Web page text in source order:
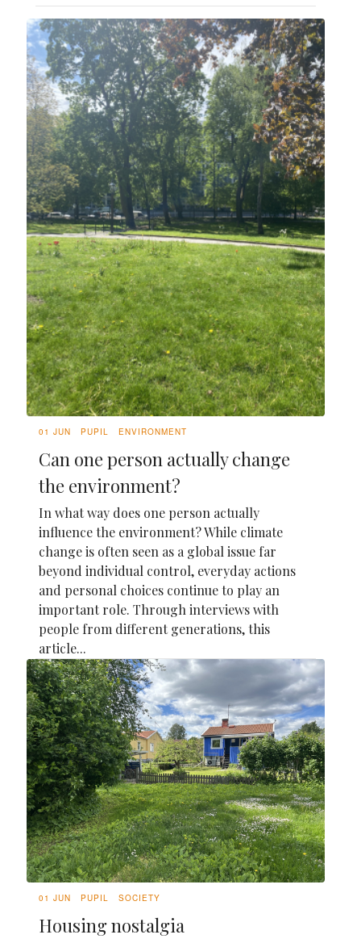
01 JUN PUPIL ENVIRONMENT
Can one person actually change
the environment?
In what way does one person actually
influence the environment? While climate
change is often seen as a global issue far
beyond individual control, everyday actions
and personal choices continue to play an
important role. Through interviews with
people from different generations, this
article...
01 JUN PUPIL SOCIETY
Housing nostalgia